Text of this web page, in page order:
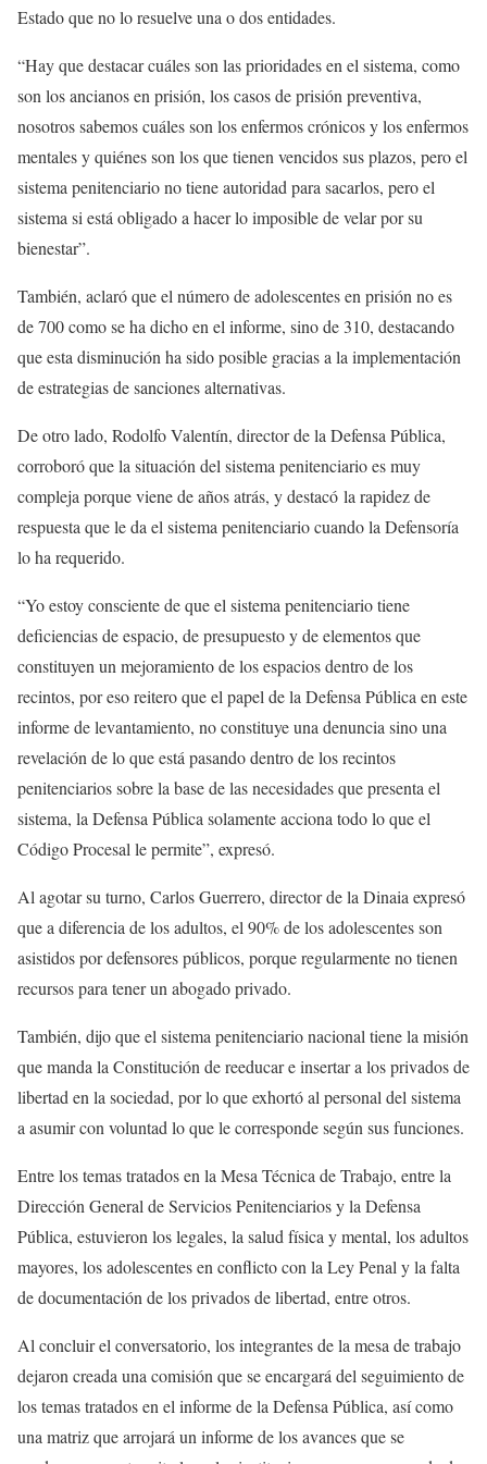
Estado que no lo resuelve una o dos entidades.
“Hay que destacar cuáles son las prioridades en el sistema, como
son los ancianos en prisión, los casos de prisión preventiva,
nosotros sabemos cuáles son los enfermos crónicos y los enfermos
mentales y quiénes son los que tienen vencidos sus plazos, pero el
sistema penitenciario no tiene autoridad para sacarlos, pero el
sistema si está obligado a hacer lo imposible de velar por su
bienestar”.
También, aclaró que el número de adolescentes en prisión no es
de 700 como se ha dicho en el informe, sino de 310, destacando
que esta disminución ha sido posible gracias a la implementación
de estrategias de sanciones alternativas.
De otro lado, Rodolfo Valentín, director de la Defensa Pública,
corroboró que la situación del sistema penitenciario es muy
compleja porque viene de años atrás, y destacó la rapidez de
respuesta que le da el sistema penitenciario cuando la Defensoría
lo ha requerido.
“Yo estoy consciente de que el sistema penitenciario tiene
deficiencias de espacio, de presupuesto y de elementos que
constituyen un mejoramiento de los espacios dentro de los
recintos, por eso reitero que el papel de la Defensa Pública en este
informe de levantamiento, no constituye una denuncia sino una
revelación de lo que está pasando dentro de los recintos
penitenciarios sobre la base de las necesidades que presenta el
sistema, la Defensa Pública solamente acciona todo lo que el
Código Procesal le permite”, expresó.
Al agotar su turno, Carlos Guerrero, director de la Dinaia expresó
que a diferencia de los adultos, el 90% de los adolescentes son
asistidos por defensores públicos, porque regularmente no tienen
recursos para tener un abogado privado.
También, dijo que el sistema penitenciario nacional tiene la misión
que manda la Constitución de reeducar e insertar a los privados de
libertad en la sociedad, por lo que exhortó al personal del sistema
a asumir con voluntad lo que le corresponde según sus funciones.
Entre los temas tratados en la Mesa Técnica de Trabajo, entre la
Dirección General de Servicios Penitenciarios y la Defensa
Pública, estuvieron los legales, la salud física y mental, los adultos
mayores, los adolescentes en conflicto con la Ley Penal y la falta
de documentación de los privados de libertad, entre otros.
Al concluir el conversatorio, los integrantes de la mesa de trabajo
dejaron creada una comisión que se encargará del seguimiento de
los temas tratados en el informe de la Defensa Pública, así como
una matriz que arrojará un informe de los avances que se